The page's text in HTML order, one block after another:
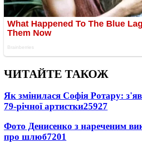
ЧИТАЙТЕ ТАКОЖ
Як змінилася Софія Ротару:
79-річної артистки25927
Фото Денисенко з нареченим
про шлюб7201